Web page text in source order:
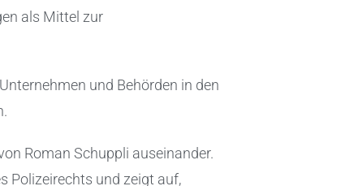
als Mittel zur
und Behörden in den
Roman Schuppli auseinander.
Polizeirechts und zeigt auf,